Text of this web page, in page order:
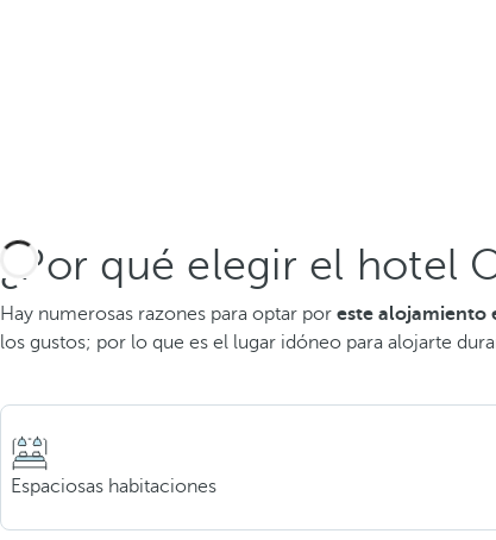
¿Por qué elegir el hotel
Hay numerosas razones para optar por este alojamiento
los gustos; por lo que es el lugar idóneo para alojarte
Espaciosas habitaciones